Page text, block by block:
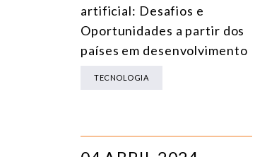
artificial: Desafios e
Oportunidades a partir dos
países em desenvolvimento
TECNOLOGIA